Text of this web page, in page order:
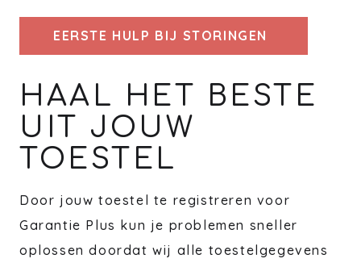
EERSTE HULP BIJ STORINGEN
HAAL HET BESTE
UIT JOUW
TOESTEL
Door jouw toestel te registreren voor
Garantie Plus kun je problemen sneller
oplossen doordat wij alle toestelgegevens